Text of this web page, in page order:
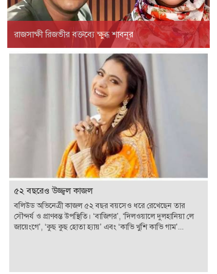
রাজসাক্ষী রিজভীর বক্তব্যে ক্ষুব্ধ শাবনূর
৫২ বছরেও উজ্জ্বল কাজল
বলিউড অভিনেত্রী কাজল ৫২ বছর বয়সেও ধরে রেখেছেন তার
সৌন্দর্য ও প্রাণবন্ত উপস্থিতি। ‘বাজিগর’, ‘দিলওয়ালে দুলহানিয়া লে
জায়েংগে’, ‘কুছ কুছ হোতা হ্যায়’ এবং ‘কাভি খুশি কাভি গাম’...